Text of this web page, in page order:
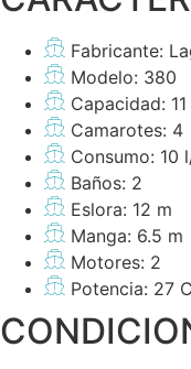
Fabricante:
Modelo: 380
Capacidad: 11
Camarotes: 4
Consumo: 10
Baños: 2
Eslora: 12 m
Manga: 6.5 m
Motores: 2
Potencia: 27